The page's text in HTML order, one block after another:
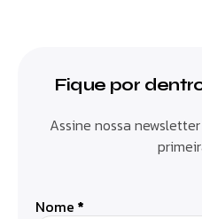
Fique por
Assine nossa
Nome *